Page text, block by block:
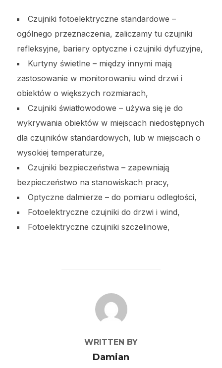
Czujniki fotoelektryczne standardowe –
ogólnego przeznaczenia, zaliczamy tu czujniki
refleksyjne, bariery optyczne i czujniki dyfuzyjne,
Kurtyny świetlne – między innymi mają
zastosowanie w monitorowaniu wind drzwi i
obiektów o większych rozmiarach,
Czujniki światłowodowe – używa się je do
wykrywania obiektów w miejscach niedostępnych
dla czujników standardowych, lub w miejscach o
wysokiej temperaturze,
Czujniki bezpieczeństwa – zapewniają
bezpieczeństwo na stanowiskach pracy,
Optyczne dalmierze – do pomiaru odległości,
Fotoelektryczne czujniki do drzwi i wind,
Fotoelektryczne czujniki szczelinowe,
POST AUTHOR
WRITTEN BY
Damian